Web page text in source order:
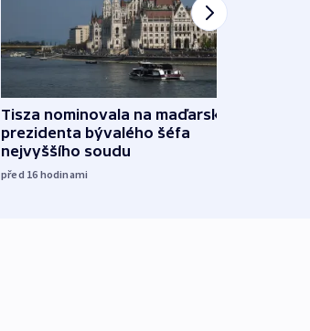
Tisza nominovala na maďarského
prezidenta bývalého šéfa
nejvyššího soudu
před 16 hodinami